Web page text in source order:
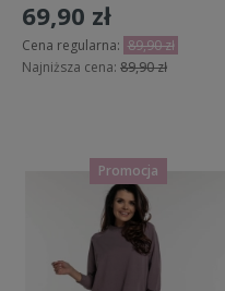
69,90 zł
Cena regularna: 89,90 zł
Najniższa cena: 89,90 zł
Promocja